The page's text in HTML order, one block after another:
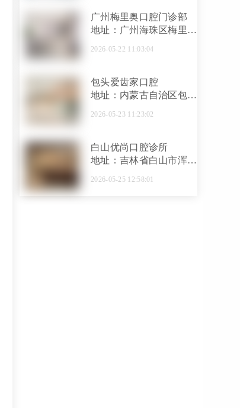
广州梅里奥口腔门诊部
地址：广州海珠区梅里奥
2026-05-22 11:03:04
包头爱齿家口腔
地址：内蒙古自治区包头
2026-05-23 11:23:02
白山优尚口腔诊所
地址：吉林省白山市浑江
2026-05-25 12:58:01